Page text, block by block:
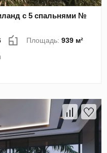
с 5 спальнями №
Площадь:939 м²